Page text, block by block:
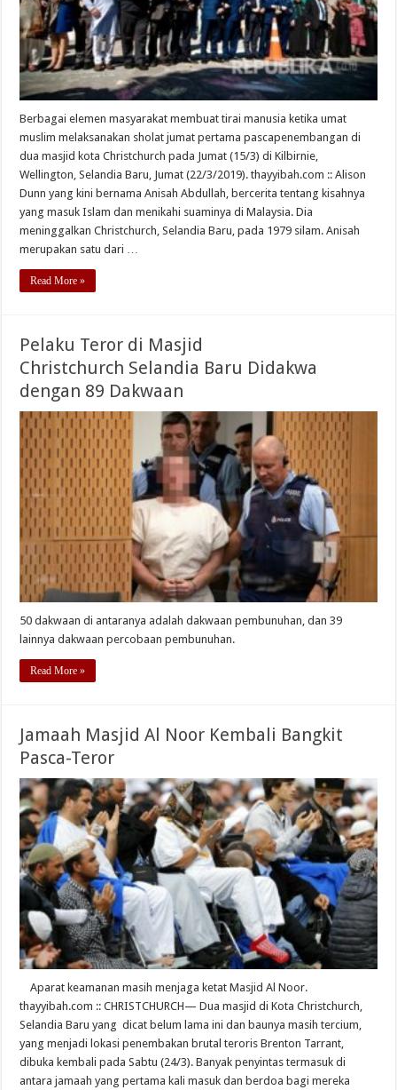
Berbagai elemen masyarakat membuat tirai manusia ketika umat
muslim melaksanakan sholat jumat pertama pascapenembangan di
dua masjid kota Christchurch pada Jumat (15/3) di Kilbirnie,
Wellington, Selandia Baru, Jumat (22/3/2019). thayyibah.com :: Alison
Dunn yang kini bernama Anisah Abdullah, bercerita tentang kisahnya
yang masuk Islam dan menikahi suaminya di Malaysia. Dia
meninggalkan Christchurch, Selandia Baru, pada 1979 silam. Anisah
merupakan satu dari …
Read More »
Pelaku Teror di Masjid
Christchurch Selandia Baru Didakwa
dengan 89 Dakwaan
50 dakwaan di antaranya adalah dakwaan pembunuhan, dan 39
lainnya dakwaan percobaan pembunuhan.
Read More »
Jamaah Masjid Al Noor Kembali Bangkit
Pasca-Teror
Aparat keamanan masih menjaga ketat Masjid Al Noor.
thayyibah.com :: CHRISTCHURCH— Dua masjid di Kota Christchurch,
Selandia Baru yang dicat belum lama ini dan baunya masih tercium,
yang menjadi lokasi penembakan brutal teroris Brenton Tarrant,
dibuka kembali pada Sabtu (24/3). Banyak penyintas termasuk di
antara jamaah yang pertama kali masuk dan berdoa bagi mereka